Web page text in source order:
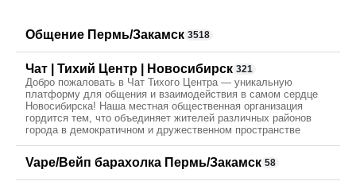
Общение Пермь/Закамск 3518
Чат | Тихий Центр | Новосибирск 321
Добро пожаловать в Чат Тихого Центра — уникальную
платформу для общения и взаимодействия в самом сердце
Новосибирска! Наша местная общественная организация
гордится тем, что объединяет жителей различных районов
города в демократичном и дружественном пространстве
Vape/Вейп барахолка Пермь/Закамск 58